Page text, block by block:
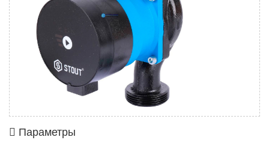
Параметры